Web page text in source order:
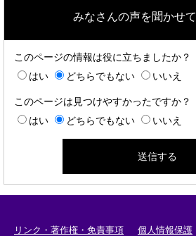
みなさんの声を聞かせ
このページの情報は役に立ちましたか？
はい
どちらでもない いいえ
このページは見つけやすかったですか？
はい
どちらでもない いいえ
リンク・著作権・免責事項 個人情報保護